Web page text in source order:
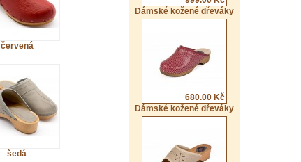
Dámské kožené dřeváky
680.00 Kč
Dámské kožené dřeváky
červená
šedá